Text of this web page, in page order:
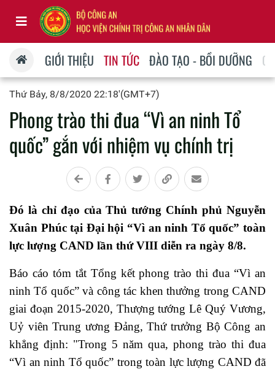
GIỚI THIỆU TIN TỨC ĐÀO TẠO - BỒI DƯỠNG
Thứ Bảy, 8/8/2020 22:18'(GMT+7)
Phong trào thi đua “Vì an ninh Tổ
quốc” gắn với nhiệm vụ chính trị
Đó là chỉ đạo của Thủ tướng Chính phủ Nguyễn
Xuân Phúc tại Đại hội “Vì an ninh Tổ quốc” toàn
lực lượng CAND lần thứ VIII diễn ra ngày 8/8.
Báo cáo tóm tắt Tổng kết phong trào thi đua “Vì an
ninh Tổ quốc” và công tác khen thưởng trong CAND
giai đoạn 2015-2020, Thượng tướng Lê Quý Vương,
Uỷ viên Trung ương Đảng, Thứ trưởng Bộ Công an
khẳng định: "Trong 5 năm qua, phong trào thi đua
“Vì an ninh Tổ quốc” trong toàn lực lượng CAND đã